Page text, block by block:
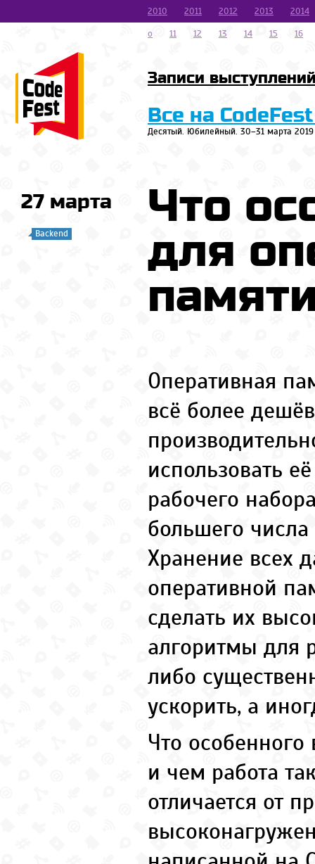
2010 2011 2012 2013
2014
o
11 12 13 14 15 16
Записи
Все на
Десятый. Юбилейный. 30–31 марта 2019
27 марта
Backend
Что
для
Оперативная
всё более
использовать
рабочего
большего
Хранение всех
оперативной
сделать их
алгоритмы для
либо
ускорить, а
Что
и чем работа
отличается от